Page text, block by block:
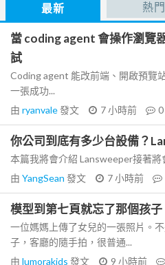
最新 熱門
當 coding agent 會操作瀏覽
試
Coding agent 能改前端、開啟預覽
一張成功...
由 ryanvale發文 7 小時前 0
你公司到底有多少台設備？
本篇我將會介紹 Lansweeper接著將
由 YangSean 發文 7 小時前
模型到第七頁就忘了那個孩子
一位媽媽上傳了女兒的一張照片。
子，客廳的隨手拍，很普通...
由 lumorakids 發文 9 小時前